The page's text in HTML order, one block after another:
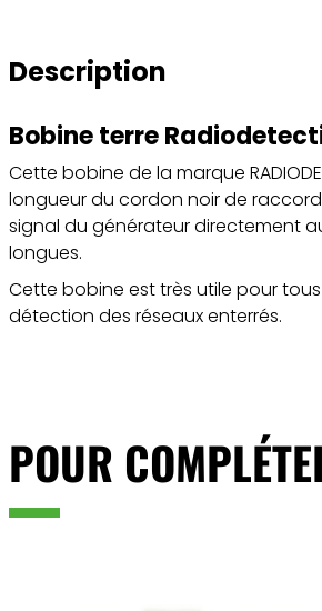
Description
Bobine terre
Cette bobine de la marque
longueur du cordon noir de
signal du générateur directement
longues.
Cette bobine est très utile pour
détection des réseaux enterrés.
POUR